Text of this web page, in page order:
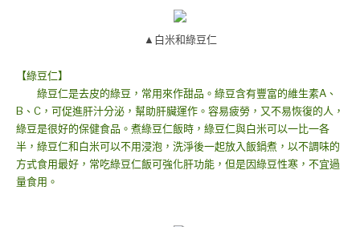
▲白米和綠豆仁
【綠豆仁】
綠豆仁是去皮的綠豆，常用來作甜品。綠豆含有豐富的維生素A、
B、C，可促進肝汁分泌，幫助肝臟運作。容易疲勞，又不易恢復的人，
綠豆是很好的保健食品。煮綠豆仁飯時，綠豆仁與白米可以一比一各
半，綠豆仁和白米可以不用浸泡，洗淨後一起放入飯鍋煮，以不調味的
方式食用最好，常吃綠豆仁飯可強化肝功能，但是因綠豆性寒，不宜過
量食用。